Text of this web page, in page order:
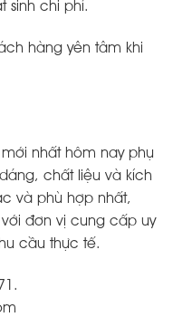
sinh chi phí.
hàng yên tâm khi
nhất hôm nay phụ
chất liệu và kích
và phù hợp nhất,
đơn vị cung cấp uy
cầu thực tế.